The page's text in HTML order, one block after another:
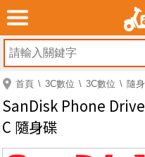
首頁 3C數位 3C數位 隨
SanDisk Phone
C 隨身碟